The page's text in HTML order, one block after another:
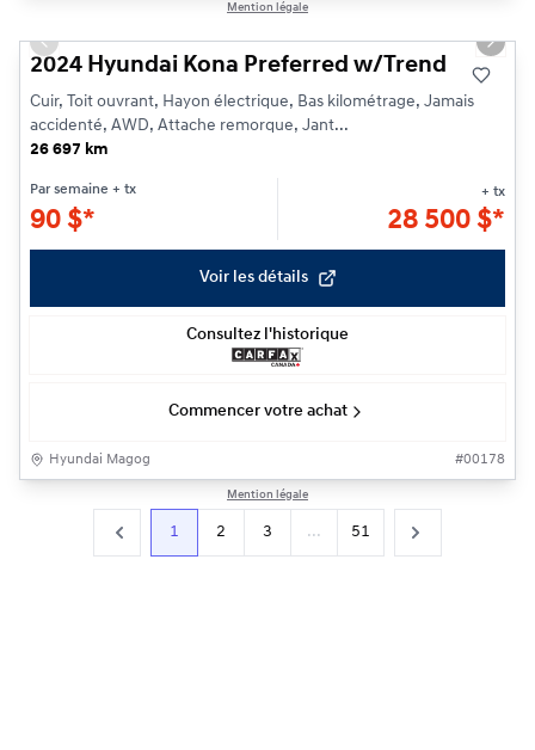
Mention légale
Previous slide Next
2024 Hyundai Kona Preferred w/Trend
Cuir, Toit ouvrant, Hayon électrique, Bas kilométrage, Jamais
accidenté, AWD, Attache remorque, Jant...
26 697 km
Par semaine + tx
90 $*
+ tx
28 500 $*
Voir les détails
Consultez l'historique
Commencer votre achat
Hyundai Magog #00178
Mention légale
1 2 3 ... 51